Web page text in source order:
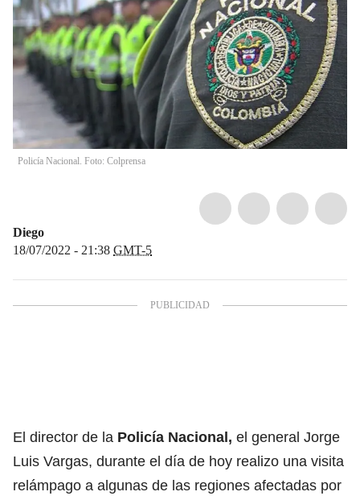
Policía Nacional. Foto: Colprensa
Diego
18/07/2022 - 21:38 GMT-5
El director de la Policía Nacional, el general Jorge
Luis Vargas, durante el día de hoy realizo una visita
relámpago a algunas de las regiones afectadas por